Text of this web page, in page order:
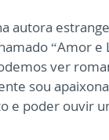
autora
“Amor e
ver
sou
e poder ouvir